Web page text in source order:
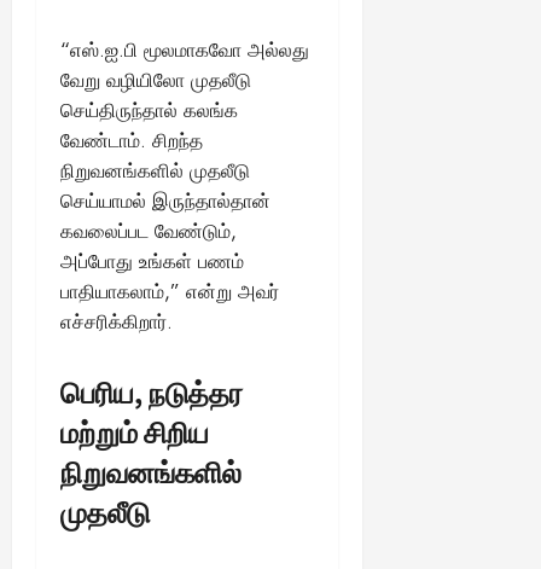
“எஸ்.ஐ.பி மூலமாகவோ அல்லது
வேறு வழியிலோ முதலீடு
செய்திருந்தால் கலங்க
வேண்டாம். சிறந்த
நிறுவனங்களில் முதலீடு
செய்யாமல் இருந்தால்தான்
கவலைப்பட வேண்டும்,
அப்போது உங்கள் பணம்
பாதியாகலாம்,” என்று அவர்
எச்சரிக்கிறார்.
பெரிய, நடுத்தர
மற்றும் சிறிய
நிறுவனங்களில்
முதலீடு